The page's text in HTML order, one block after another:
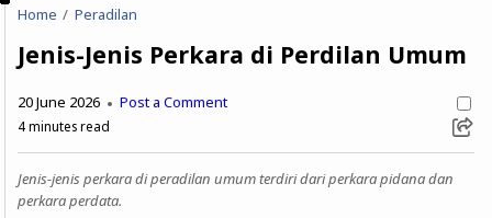
Home Peradilan
Jenis-Jenis Perkara di Perdilan Umum
20 June 2026 Post a Comment
4minutes read
Jenis-jenis perkara di peradilan umum terdiri dari perkara pidana dan
perkara perdata.